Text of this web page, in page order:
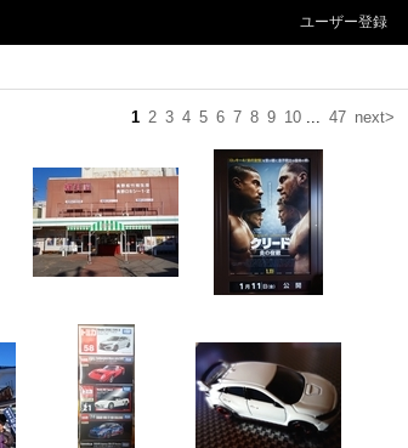
ユーザー登録
1 2 3 4 5 6 7 8 9 10 ... 47 next>